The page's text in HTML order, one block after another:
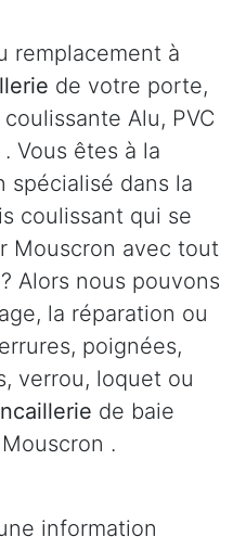
remplacement à
de votre porte,
Alu, PVC
Vous êtes à la
spécialisé dans la
coulissant qui se
Mouscron avec tout
Alors nous pouvons
la réparation ou
poignées,
verrou, loquet ou
de baie
.
information